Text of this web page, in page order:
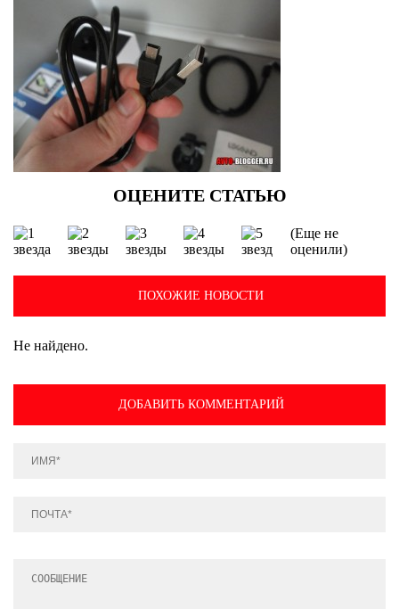
(Еще не
оценили)
ПОХОЖИЕ НОВОСТИ
Не найдено.
ДОБАВИТЬ КОММЕНТАРИЙ